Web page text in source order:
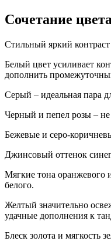
Сочетание
Стильный яркий контраст
Белый цвет усиливает
дополнить
Серый – идеальная пара
Черный и пепел розы – не
Бежевые и серо-
Джинсовый оттенок
Мягкие тона оранжевого
белого.
Желтый значительно
удачные дополнения к
Блеск золота и мягкость